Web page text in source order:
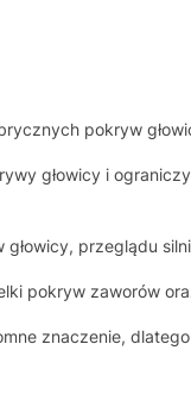
pokryw
głowicy i
przeglądu
pokryw zaworów
znaczenie,